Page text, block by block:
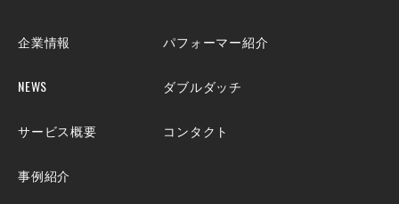
企業情報
NEWS
サービス概要
事例紹介
パフォーマー紹介
ダブルダッチ
コンタクト